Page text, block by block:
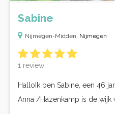
Sabine
Nijmegen-Midden, Nijmegen
1 review
HalloIk ben Sabine, een 46
Anna /Hazenkamp is de wijk